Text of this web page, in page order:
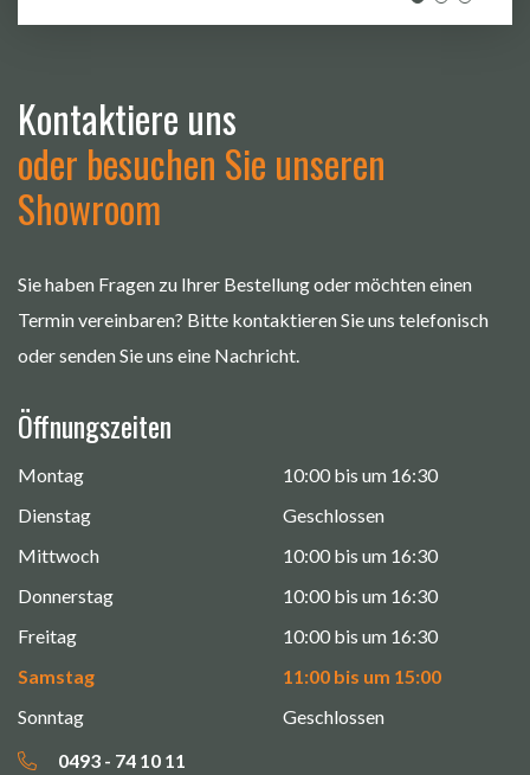
Kontaktiere uns
oder besuchen Sie unseren
Showroom
Sie haben Fragen zu Ihrer Bestellung oder möchten einen
Termin vereinbaren? Bitte kontaktieren Sie uns telefonisch
oder senden Sie uns eine Nachricht.
Öffnungszeiten
Montag
10:00 bis um 16:30
Dienstag
Geschlossen
Mittwoch
10:00 bis um 16:30
Donnerstag
10:00 bis um 16:30
Freitag
10:00 bis um 16:30
Samstag
11:00 bis um 15:00
Sonntag
Geschlossen
0493 - 74 10 11